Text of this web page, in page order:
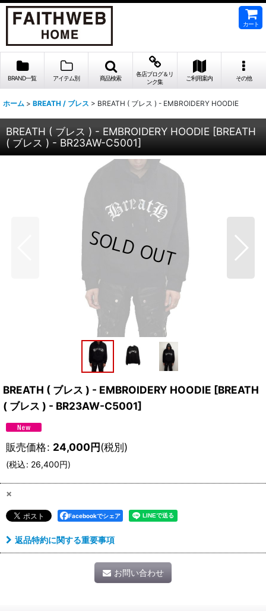
カート
BRAND一覧 アイテム別 商品検索
各店ブログ＆リ
ンク集
ご利用案内 その他
ホーム > BREATH / ブレス > BREATH ( ブレス ) - EMBROIDERY HOODIE
BREATH ( ブレス ) - EMBROIDERY HOODIE [BREATH
( ブレス ) - BR23AW-C5001]
BREATH ( ブレス ) - EMBROIDERY HOODIE [BREATH
( ブレス ) - BR23AW-C5001]
販売価格: 24,000円(税別)
(税込: 26,400円)
×
Facebookでシェア
返品特約に関する重要事項
お問い合わせ